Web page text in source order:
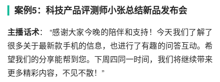
案例5：科技产品评测师小张总结新品发布会
主播话术： “感谢大家今晚的陪伴和支持！今天我们了解了
很多关于最新款手机的信息，也进行了有趣的问答互动。希
望我们的分享能帮到您。下周四同一时间，我们将继续带来
更多精彩内容，不见不散！”